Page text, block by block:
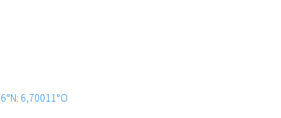
6,70011°O